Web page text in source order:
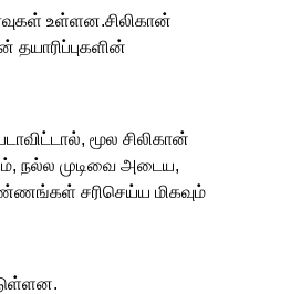
உள்ளன.சிலிகான்
மூல சிலிகான்
நல்ல முடிவை அடைய,
சரிசெய்ய மிகவும்